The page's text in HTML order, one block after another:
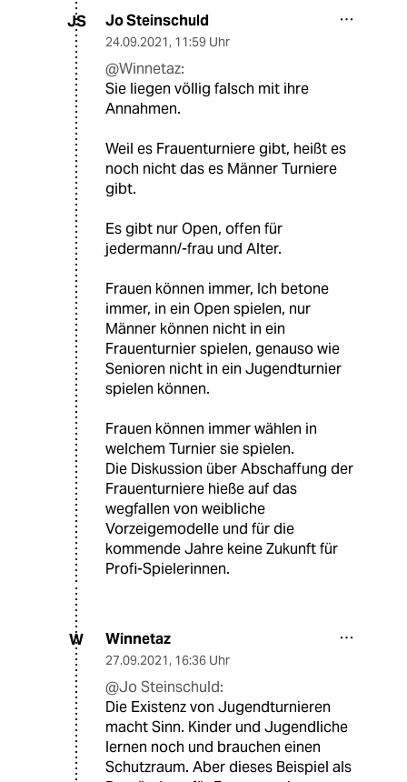
JS Jo Steinschuld
24.09.2021, 11:59 Uhr
@Winnetaz:
Sie liegen völlig falsch mit ihre
Annahmen.
Weil es Frauenturniere gibt, heißt es
noch nicht das es Männer Turniere
gibt.
Es gibt nur Open, offen für
jedermann/-frau und Alter.
Frauen können immer, Ich betone
immer, in ein Open spielen, nur
Männer können nicht in ein
Frauenturnier spielen, genauso wie
Senioren nicht in ein Jugendturnier
spielen können.
Frauen können immer wählen in
welchem Turnier sie spielen.
Die Diskussion über Abschaffung der
Frauenturniere hieße auf das
wegfallen von weibliche
Vorzeigemodelle und für die
kommende Jahre keine Zukunft für
Profi-Spielerinnen.
W Winnetaz
27.09.2021, 16:36 Uhr
@Jo Steinschuld:
Die Existenz von Jugendturnieren
macht Sinn. Kinder und Jugendliche
lernen noch und brauchen einen
Schutzraum. Aber dieses Beispiel als